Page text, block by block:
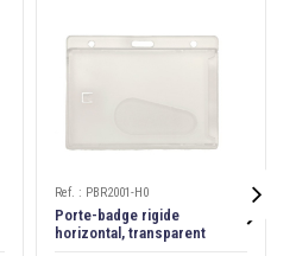
Ref. : PBR2001-H0
Porte-badge rigide
horizontal, transparent
